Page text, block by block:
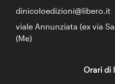
dinicoloedizioni@libero.it
viale Annunziata (ex via
(Me)
Orari di